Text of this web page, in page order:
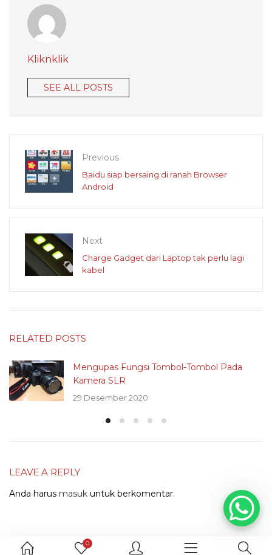
0
Kliknklik
SEE ALL POSTS
Previous
Baidu siap bersaing di ranah Browser
Android
Next
Charge Gadget dari Laptop tak perlu lagi
kabel
RELATED POSTS
Mengupas Fungsi Tombol-Tombol Pada
Kamera SLR
29 Desember 2020
LEAVE A REPLY
Anda harus masuk untuk berkomentar.